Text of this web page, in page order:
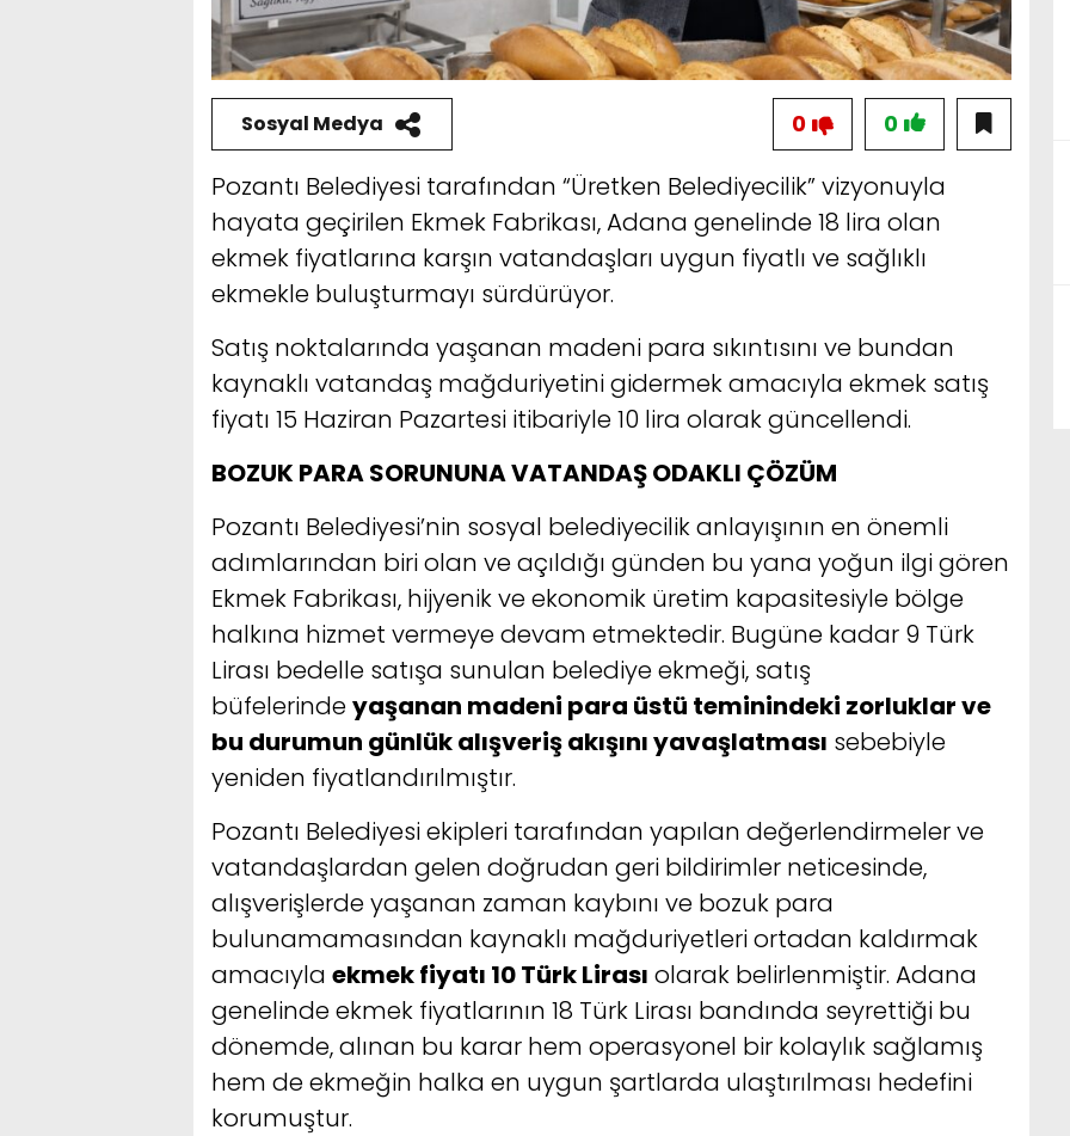
Sosyal Medya 0
0
Pozantı Belediyesi tarafından “Üretken Belediyecilik” vizyonuyla
hayata geçirilen Ekmek Fabrikası, Adana genelinde 18 lira olan
ekmek fiyatlarına karşın vatandaşları uygun fiyatlı ve sağlıklı
ekmekle buluşturmayı sürdürüyor.
Satış noktalarında yaşanan madeni para sıkıntısını ve bundan
kaynaklı vatandaş mağduriyetini gidermek amacıyla ekmek satış
fiyatı 15 Haziran Pazartesi itibariyle 10 lira olarak güncellendi.
BOZUK PARA SORUNUNA VATANDAŞ ODAKLI ÇÖZÜM
Pozantı Belediyesi’nin sosyal belediyecilik anlayışının en önemli
adımlarından biri olan ve açıldığı günden bu yana yoğun ilgi gören
Ekmek Fabrikası, hijyenik ve ekonomik üretim kapasitesiyle bölge
halkına hizmet vermeye devam etmektedir. Bugüne kadar 9 Türk
Lirası bedelle satışa sunulan belediye ekmeği, satış
büfelerindeyaşanan madeni para üstü teminindeki zorluklar ve
bu durumun günlük alışveriş akışını yavaşlatması sebebiyle
yeniden fiyatlandırılmıştır.
Pozantı Belediyesi ekipleri tarafından yapılan değerlendirmeler ve
vatandaşlardan gelen doğrudan geri bildirimler neticesinde,
alışverişlerde yaşanan zaman kaybını ve bozuk para
bulunamamasından kaynaklı mağduriyetleri ortadan kaldırmak
amacıyla ekmek fiyatı 10 Türk Lirası olarak belirlenmiştir. Adana
genelinde ekmek fiyatlarının 18 Türk Lirası bandında seyrettiği bu
dönemde, alınan bu karar hem operasyonel bir kolaylık sağlamış
hem de ekmeğin halka en uygun şartlarda ulaştırılması hedefini
korumuştur.